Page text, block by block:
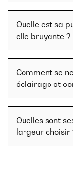
Quelle est sa
elle bruyante ?
Comment se
éclairage et
Quelles sont
largeur choisir